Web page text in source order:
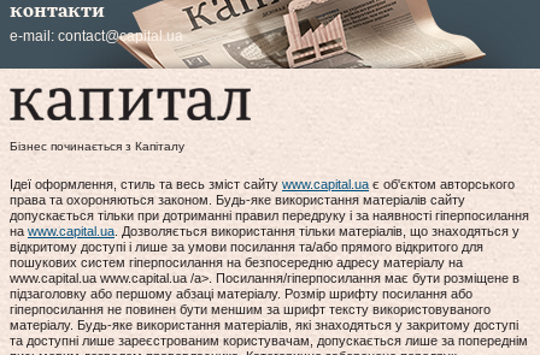
контакти
e-mail: contact@capital.ua
Бізнес починається з Капіталу
Ідеї оформлення, стиль та весь зміст сайту www.capital.ua є об'єктом авторського
права та охороняються законом. Будь-яке використання матеріалів сайту
допускається тільки при дотриманні правил передруку і за наявності гіперпосилання
на www.capital.ua. Дозволяється використання тільки матеріалів, що знаходяться у
відкритому доступі і лише за умови посилання та/або прямого відкритого для
пошукових систем гіперпосилання на безпосередню адресу матеріалу на
www.capital.ua www.capital.ua /a>. Посилання/гіперпосилання має бути розміщене в
підзаголовку або першому абзаці матеріалу. Розмір шрифту посилання або
гіперпосилання не повинен бути меншим за шрифт тексту використовуваного
матеріалу. Будь-яке використання матеріалів, які знаходяться у закритому доступі
та доступні лише зареєстрованим користувачам, допускається лише за попереднім